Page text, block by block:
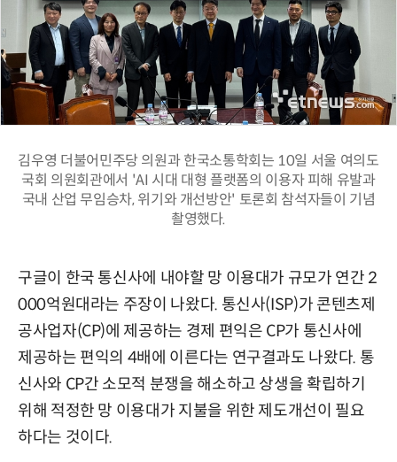
김우영 더불어민주당 의원과 한국소통학회는 10일 서울 여의도
국회 의원회관에서 'AI 시대 대형 플랫폼의 이용자 피해 유발과
국내 산업 무임승차, 위기와 개선방안' 토론회 참석자들이 기념
촬영했다.
구글이 한국 통신사에 내야할 망 이용대가 규모가 연간 2
000억원대라는 주장이 나왔다. 통신사(ISP)가 콘텐츠제
공사업자(CP)에 제공하는 경제 편익은 CP가 통신사에
제공하는 편익의 4배에 이른다는 연구결과도 나왔다. 통
신사와 CP간 소모적 분쟁을 해소하고 상생을 확립하기
위해 적정한 망 이용대가 지불을 위한 제도개선이 필요
하다는 것이다.